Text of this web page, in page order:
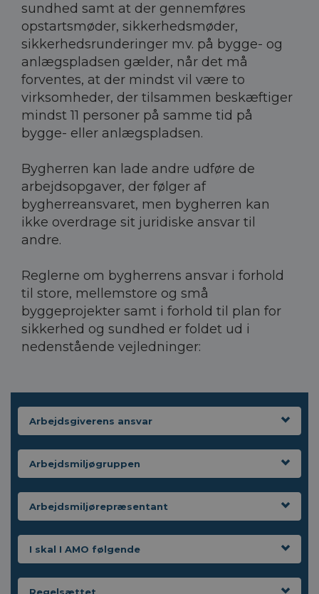
sundhed samt at der gennemføres
opstartsmøder, sikkerhedsmøder,
sikkerhedsrunderinger mv. på bygge- og
anlægspladsen gælder, når det må
forventes, at der mindst vil være to
virksomheder, der tilsammen beskæftiger
mindst 11 personer på samme tid på
bygge- eller anlægspladsen.
Bygherren kan lade andre udføre de
arbejdsopgaver, der følger af
bygherreansvaret, men bygherren kan
ikke overdrage sit juridiske ansvar til
andre.
Reglerne om bygherrens ansvar i forhold
til store, mellemstore og små
byggeprojekter samt i forhold til plan for
sikkerhed og sundhed er foldet ud i
nedenstående vejledninger:
Arbejdsgiverens ansvar
Arbejdsmiljøgruppen
Arbejdsmiljørepræsentant
I skal I AMO følgende